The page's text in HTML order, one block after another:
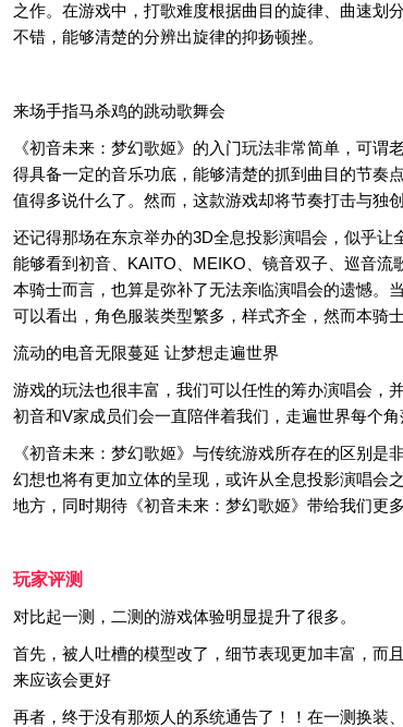
之作。在游戏中，打歌难度根据曲目的旋律、曲速划
不错，能够清楚的分辨出旋律的抑扬顿挫。
来场手指马杀鸡的跳动歌舞会
《初音未来：梦幻歌姬》的入门玩法非常简单，可
得具备一定的音乐功底，能够清楚的抓到曲目的节奏
值得多说什么了。然而，这款游戏却将节奏打击与独
还记得那场在东京举办的3D全息投影演唱会，似乎
能够看到初音、KAITO、MEIKO、镜音双子、巡音
本骑士而言，也算是弥补了无法亲临演唱会的遗憾。
可以看出，角色服装类型繁多，样式齐全，然而本骑
流动的电音无限蔓延 让梦想走遍世界
游戏的玩法也很丰富，我们可以任性的筹办演唱会，
初音和V家成员们会一直陪伴着我们，走遍世界每个
《初音未来：梦幻歌姬》与传统游戏所存在的区别
幻想也将有更加立体的呈现，或许从全息投影演唱会
地方，同时期待《初音未来：梦幻歌姬》带给我们更多
玩家评测
对比起一测，二测的游戏体验明显提升了很多。
首先，被人吐槽的模型改了，细节表现更加丰富，而
来应该会更好
再者，终于没有那烦人的系统通告了！！在一测换装